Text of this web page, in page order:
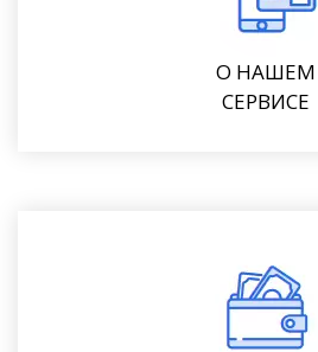
О НАШЕМ
СЕРВИСЕ